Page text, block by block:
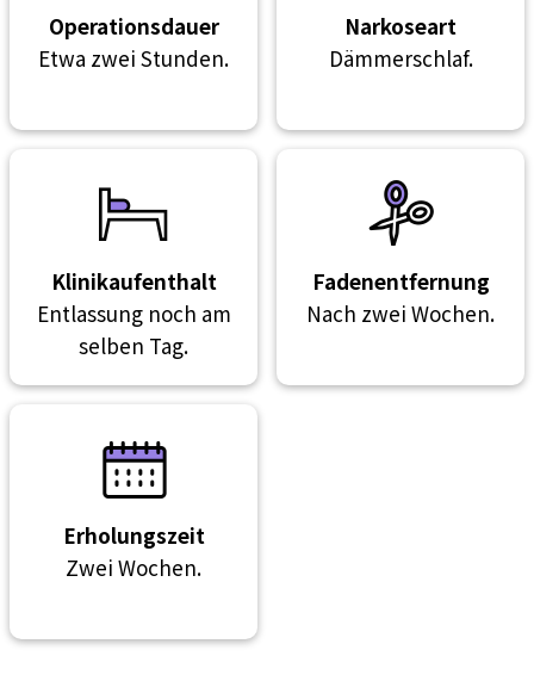
Operationsdauer
Etwa zwei Stunden.
Narkoseart
Dämmerschlaf.
Klinikaufenthalt
Entlassung noch am
selben Tag.
Fadenentfernung
Nach zwei Wochen.
Erholungszeit
Zwei Wochen.